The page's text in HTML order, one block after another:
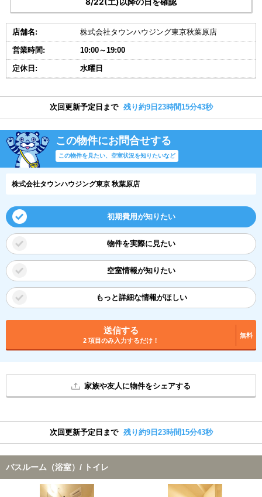
店舗名: 株式会社タウンハウジング東京秋葉原店
営業時間: 10:00～19:00
定休日: 水曜日
次回更新予定日まで 残り約9日23時間15分43秒
この物件にお問合せする
この物件を見たい、空室状況を知りたいなど
株式会社タウンハウジング東京 秋葉原店
初期費用が知りたい
物件を実際に見たい
空室情報が知りたい
もっと詳細な情報がほしい
送信する
2 項目のみ入力するだけ！
無料
家族や友人に物件をシェアする
次回更新予定日まで 残り約9日23時間15分43秒
バスルーム（浴室）/ トイレ